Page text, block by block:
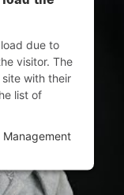
due to
visitor. The
with their
list of